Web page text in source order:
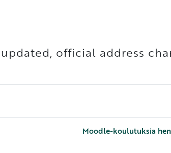
official address
Moodle-koulutuksia